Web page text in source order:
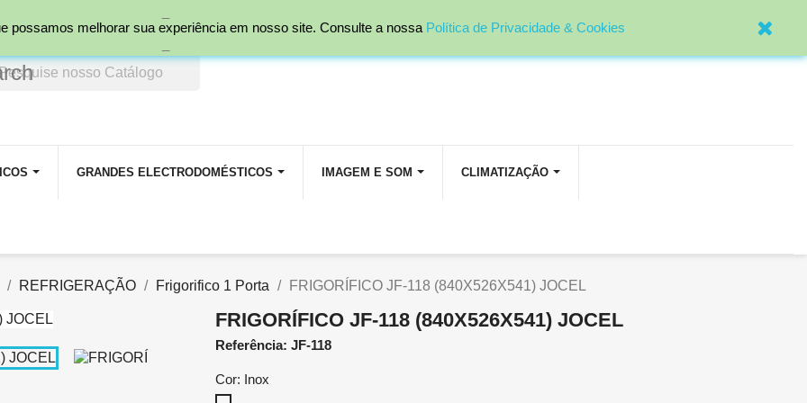
GRANDES ELECTRODOMÉSTICOS IMAGEM E SOM CLIMATIZAÇÃO
REFRIGERAÇÃO Frigorifico 1 Porta FRIGORÍFICO JF-118 (840X526X541) JOCEL
FRIGORÍFICO JF-118 (840X526X541) JOCEL
Referência: JF-118
Cor: Inox
possamos melhorar sua experiência em nosso site. Consulte a nossa Política de Privacidade & Cookies